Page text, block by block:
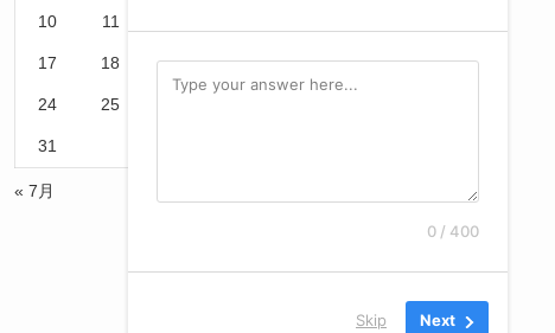
10 11
17 18 19 20 21 22 23
24 25
31
« 7月
0 / 400
Skip Next